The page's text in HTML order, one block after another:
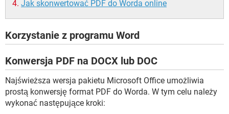
Jak skonwertować PDF do Worda online
Korzystanie z programu Word
Konwersja PDF na DOCX lub DOC
Najświeższa wersja pakietu Microsoft Office umożliwia
prostą konwersję format PDF do Worda. W tym celu należy
wykonać następujące kroki: